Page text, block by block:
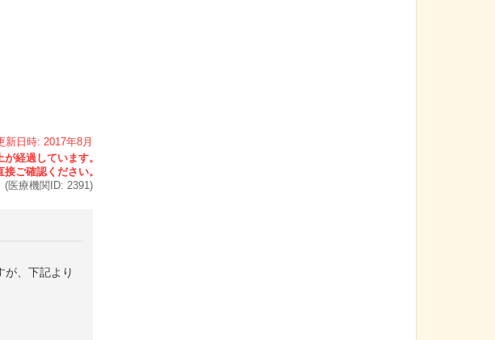
新日時: 2017年8月
(医療機関ID: 2391)
が、下記より